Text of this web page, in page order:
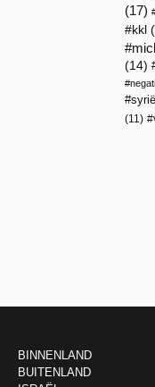
(17)
kkl
(14)
syrië
(11)
BINNENLAND
BUITENLAND